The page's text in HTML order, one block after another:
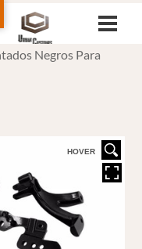
Negros Para
HOVER